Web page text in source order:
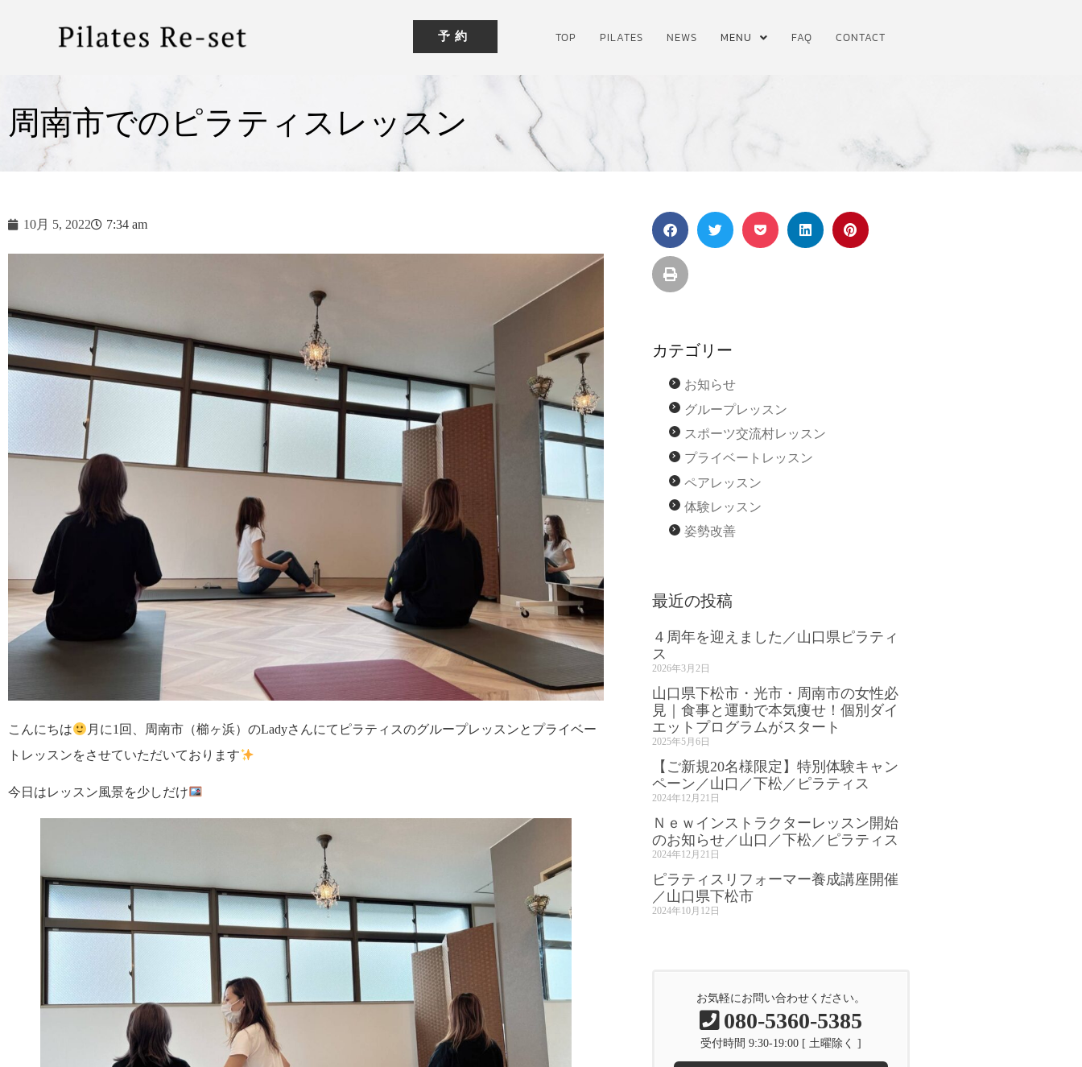
予約 TOP PILATES NEWS MENU FAQ CONTACT
周南市でのピラティスレッスン
10月 5, 2022 7:34 am
こんにちは
月に1回、周南市（櫛ヶ浜）のLadyさんにてピラティスのグループレッスンとプライベー
トレッスンをさせていただいております
今日はレッスン風景を少しだけ
カテゴリー
お知らせ
グループレッスン
スポーツ交流村レッスン
プライベートレッスン
ペアレッスン
体験レッスン
姿勢改善
最近の投稿
４周年を迎えました／山口県ピラティ
ス
2026年3月2日
山口県下松市・光市・周南市の女性必
見｜食事と運動で本気痩せ！個別ダイ
エットプログラムがスタート
2025年5月6日
【ご新規20名様限定】特別体験キャン
ペーン／山口／下松／ピラティス
2024年12月21日
Ｎｅｗインストラクターレッスン開始
のお知らせ／山口／下松／ピラティス
2024年12月21日
ピラティスリフォーマー養成講座開催
／山口県下松市
2024年10月12日
お気軽にお問い合わせください。
080-5360-5385
受付時間 9:30-19:00 [ 土曜除く ]